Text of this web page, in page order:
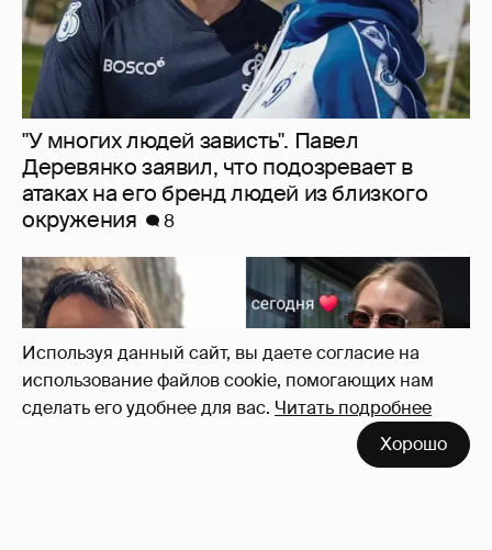
Используя данный сайт, вы даете согласие на
использование файлов cookie, помогающих нам
сделать его удобнее для вас. Читать подробнее
Хорошо
Данила Козловский и Оксана Акиньшина
впервые показали сына